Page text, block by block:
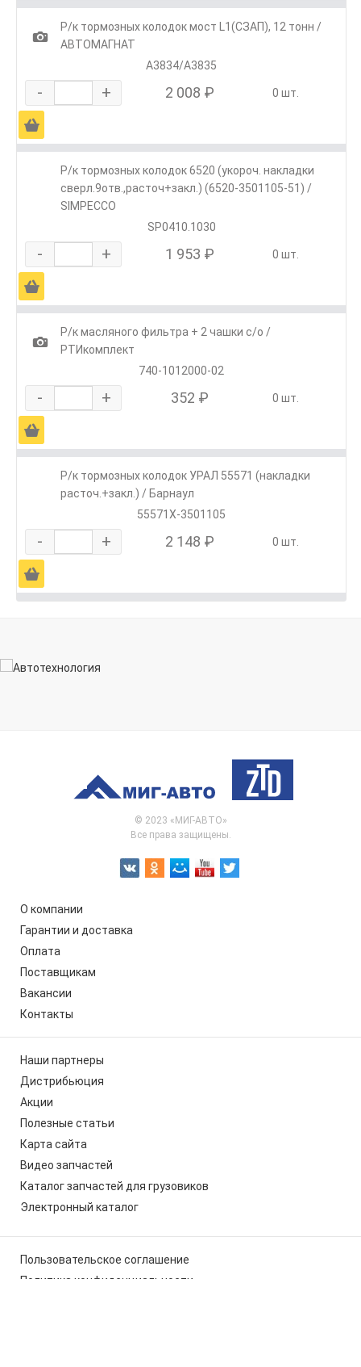
1
Р/к тормозных колодок мост L1(СЗАП), 12 тонн /
АВТОМАГНАТ
А3834/А3835
- + 2 008 ₽ 0 шт.
Ä
Р/к тормозных колодок 6520 (укороч. накладки
сверл.9отв.,расточ+закл.) (6520-3501105-51) /
SIMPECCO
SP0410.1030
- + 1 953 ₽ 0 шт.
Ä
1
Р/к масляного фильтра + 2 чашки с/о /
РТИкомплект
740-1012000-02
- + 352 ₽ 0 шт.
Ä
Р/к тормозных колодок УРАЛ 55571 (накладки
расточ.+закл.) / Барнаул
55571Х-3501105
- + 2 148 ₽ 0 шт.
Ä
© 2023 «МИГ-АВТО»
Все права защищены.
О компании
Гарантии и доставка
Оплата
Поставщикам
Вакансии
Контакты
Наши партнеры
Дистрибьюция
Акции
Полезные статьи
Карта сайта
Видео запчастей
Каталог запчастей для грузовиков
Электронный каталог
Пользовательское соглашение
Политика конфиденциальности